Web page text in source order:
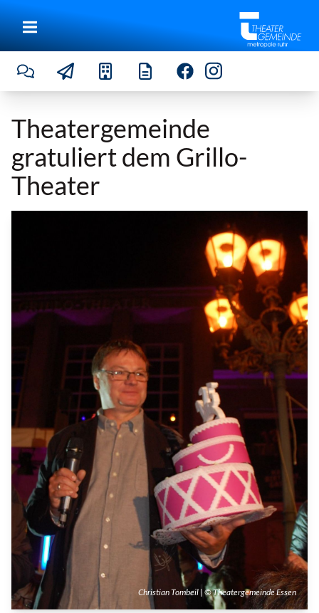
Theatergemeinde
gratuliert dem Grillo-
Theater
Christian Tombeil | © Theatergemeinde Essen